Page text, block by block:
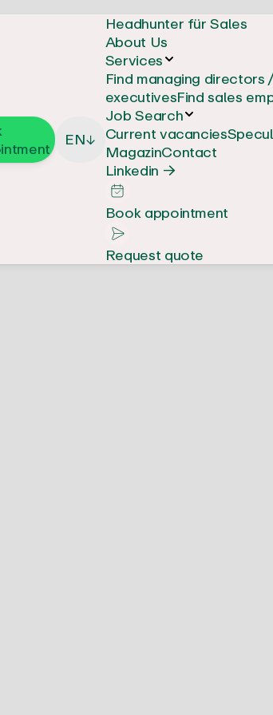
EN↓
Headhunter für Sales
About Us
Services
Find managing directors
executivesFind sales
Job Search
Current vacancies
MagazinContact
Linkedin →
Book appointment
Request quote